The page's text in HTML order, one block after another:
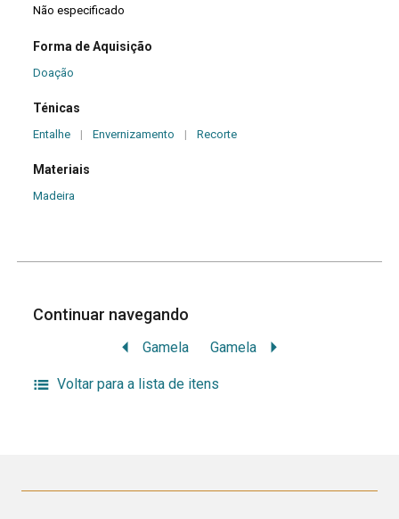
Não especificado
Forma de Aquisição
Doação
Ténicas
Entalhe | Envernizamento | Recorte
Materiais
Madeira
Continuar navegando
Gamela Gamela
Voltar para a lista de itens